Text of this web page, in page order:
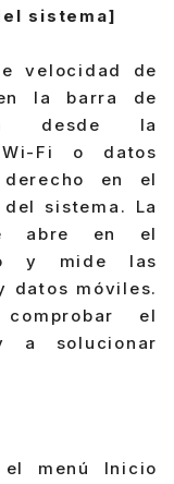
sistema]
velocidad de
la barra de
desde la
Fi o datos
en el
sistema. La
abre en el
y mide las
datos móviles.
el
a solucionar
menú Inicio